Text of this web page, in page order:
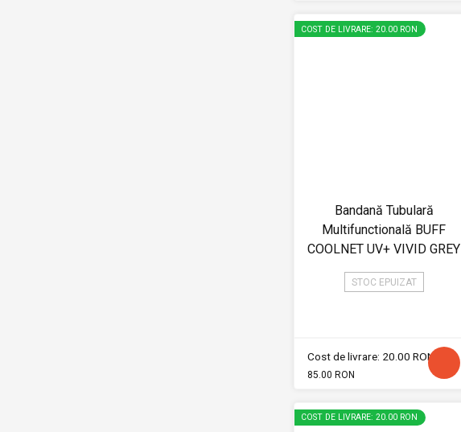
COST DE LIVRARE: 20.00 RON
Bandană Tubulară
Multifunctională BUFF
COOLNET UV+ VIVID GREY
STOC EPUIZAT
Cost de livrare: 20.00 RON
85.00 RON
COST DE LIVRARE: 20.00 RON